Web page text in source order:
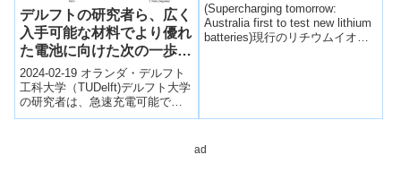
デルフトの研究者ら、広く
入手可能な材料でより優れ
た電池に向けた次の一歩を
踏み出す(Delft
researchers take next
step towards better
batteries with widely
2024-02-19 オランダ・デルフト
工科大学（TUDelft)デルフト大学
の研究者は、急速充電可能で持
続可能な材料から作られた電池
(Supercharging tomorrow:
Australia first to test new lithium
batteries)現行のリチウムイオン
ad